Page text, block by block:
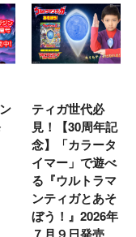
ティガ世代必
見！【30周年記
念】「カラータ
イマー」で遊べ
る『ウルトラマ
ンティガとあそ
ぼう！』2026年